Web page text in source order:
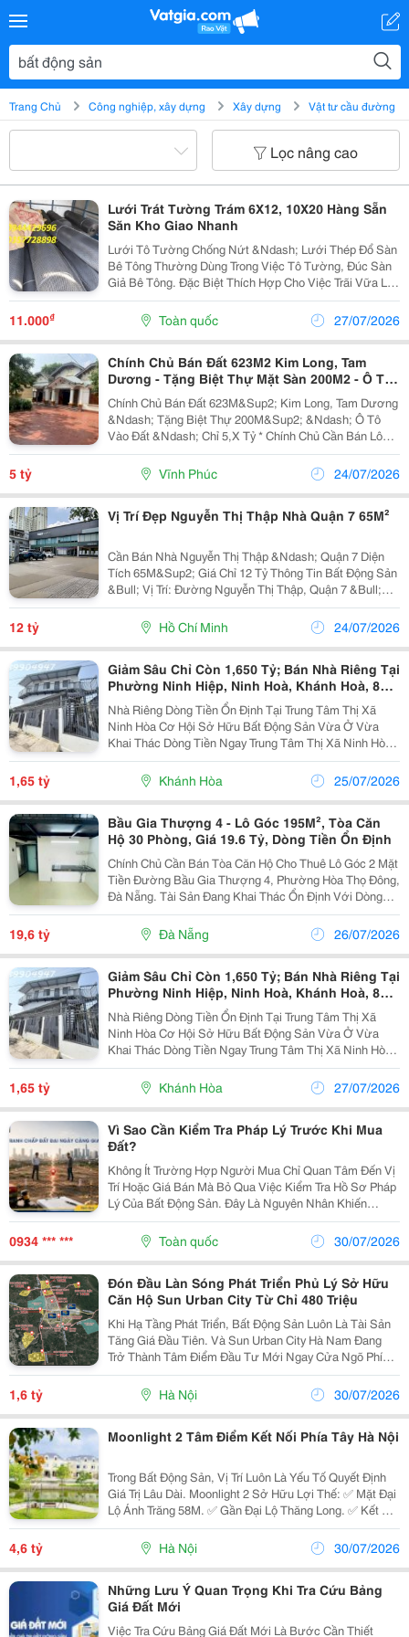
Trang Chủ Công nghiệp, xây dựng Xây dựng Vật tư cầu đường
Lọc nâng cao
Lưới Trát Tường Trám 6X12, 10X20 Hàng Sẵn
Săn Kho Giao Nhanh
Lưới Tô Tường Chống Nứt &Ndash; Lưới Thép Đổ Sàn
Bê Tông Thường Dùng Trong Việc Tô Tường, Đúc Sàn
Giả Bê Tông. Đặc Biệt Thích Hợp Cho Việc Trãi Vữa Lát
Gạch Men Lên Bề Mặt Tấm Cemboard Ứng Dụng Chống
Nứt Tường, Đỗ Sàn Bêtông, Sàn Cemboard Giả Đúc. ...
11.000₫ Toàn quốc 27/07/2026
Chính Chủ Bán Đất 623M2 Kim Long, Tam
Dương - Tặng Biệt Thự Mặt Sàn 200M2 - Ô Tô
Vào Đất - Chỉ 5,X Tỷ
Chính Chủ Bán Đất 623M&Sup2; Kim Long, Tam Dương
&Ndash; Tặng Biệt Thự 200M&Sup2; &Ndash; Ô Tô
Vào Đất &Ndash; Chỉ 5,X Tỷ * Chính Chủ Cần Bán Lô
Đất Đẹp Tại Kim Long, Tam Dương (Địa Chỉ Cũ), Tặng
Kèm Biệt Thự Mặt Sàn Khoảng 200M&Sup2;. Bất Động
5 tỷ Vĩnh Phúc 24/07/2026
Vị Trí Đẹp Nguyễn Thị Thập Nhà Quận 7 65M²
Cần Bán Nhà Nguyễn Thị Thập &Ndash; Quận 7 Diện
Tích 65M&Sup2; Giá Chỉ 12 Tỷ Thông Tin Bất Động Sản
&Bull; Vị Trí: Đường Nguyễn Thị Thập, Quận 7 &Bull;
Diện Tích: 65M&Sup2; &Bull; Giá Bán: 12 Tỷ (Có
Thương Lượng) &Bull; Pháp Lý: Sổ Hồng...
12 tỷ Hồ Chí Minh 24/07/2026
Giảm Sâu Chỉ Còn 1,650 Tỷ; Bán Nhà Riêng Tại
Phường Ninh Hiệp, Ninh Hoà, Khánh Hoà, 83,4
M²
Nhà Riêng Dòng Tiền Ổn Định Tại Trung Tâm Thị Xã
Ninh Hòa Cơ Hội Sở Hữu Bất Động Sản Vừa Ở Vừa
Khai Thác Dòng Tiền Ngay Trung Tâm Thị Xã Ninh Hòa,
Vị Trí Chiến Lược Kết Nối Đầy Đủ Tiện Ích Đô Thị. Thông
Tin Chi Tiết: Vị Trí: Khu Vực Trung Tâm...
1,65 tỷ Khánh Hòa 25/07/2026
Bầu Gia Thượng 4 - Lô Góc 195M², Tòa Căn
Hộ 30 Phòng, Giá 19.6 Tỷ, Dòng Tiền Ổn Định
Chính Chủ Cần Bán Tòa Căn Hộ Cho Thuê Lô Góc 2 Mặt
Tiền Đường Bầu Gia Thượng 4, Phường Hòa Thọ Đông,
Đà Nẵng. Tài Sản Đang Khai Thác Ổn Định Với Dòng
Tiền Cao, Phù Hợp Nhà Đầu Tư Tìm Kiếm Bất Động Sản
Tạo Thu Nhập Bền Vững Và Gia Tăng Giá Trị Lâu...
19,6 tỷ Đà Nẵng 26/07/2026
Giảm Sâu Chỉ Còn 1,650 Tỷ; Bán Nhà Riêng Tại
Phường Ninh Hiệp, Ninh Hoà, Khánh Hoà, 83,4
M²
Nhà Riêng Dòng Tiền Ổn Định Tại Trung Tâm Thị Xã
Ninh Hòa Cơ Hội Sở Hữu Bất Động Sản Vừa Ở Vừa
Khai Thác Dòng Tiền Ngay Trung Tâm Thị Xã Ninh Hòa,
Vị Trí Chiến Lược Kết Nối Đầy Đủ Tiện Ích Đô Thị. Thông
Tin Chi Tiết: Vị Trí: Khu Vực Trung Tâm...
1,65 tỷ Khánh Hòa 27/07/2026
Vì Sao Cần Kiểm Tra Pháp Lý Trước Khi Mua
Đất?
Không Ít Trường Hợp Người Mua Chỉ Quan Tâm Đến Vị
Trí Hoặc Giá Bán Mà Bỏ Qua Việc Kiểm Tra Hồ Sơ Pháp
Lý Của Bất Động Sản. Đây Là Nguyên Nhân Khiến
Nhiều Giao Dịch Phát Sinh Tranh Chấp Sau Khi Hoàn
Tất. Việc Xác Minh Giấy Chứng Nhận Quyền Sử Dụng...
0934 *** *** Toàn quốc 30/07/2026
Đón Đầu Làn Sóng Phát Triển Phủ Lý Sở Hữu
Căn Hộ Sun Urban City Từ Chỉ 480 Triệu
Khi Hạ Tầng Phát Triển, Bất Động Sản Luôn Là Tài Sản
Tăng Giá Đầu Tiên. Và Sun Urban City Hà Nam Đang
Trở Thành Tâm Điểm Đầu Tư Mới Ngay Cửa Ngõ Phía
Nam Thủ Đô. ✨ Chỉ Từ 480 Triệu Vốn Tự Có , Anh/Chị
Đã Có Cơ Hội Sở Hữu Căn Duplex 3Pn &Ndash;...
1,6 tỷ Hà Nội 30/07/2026
Moonlight 2 Tâm Điểm Kết Nối Phía Tây Hà Nội
Trong Bất Động Sản, Vị Trí Luôn Là Yếu Tố Quyết Định
Giá Trị Lâu Dài. Moonlight 2 Sở Hữu Lợi Thế: ✅ Mặt Đại
Lộ Ánh Trăng 58M. ✅ Gần Đại Lộ Thăng Long. ✅ Kết Nối
Vành Đai 3.5. ✅ Liền Kề Đường 70. ✅ Thuận Tiện Di
Chuyển Về Mỹ Đình, Nam Từ Liêm Và Các...
4,6 tỷ Hà Nội 30/07/2026
Những Lưu Ý Quan Trọng Khi Tra Cứu Bảng
Giá Đất Mới
Việc Tra Cứu Bảng Giá Đất Mới Là Bước Cần Thiết